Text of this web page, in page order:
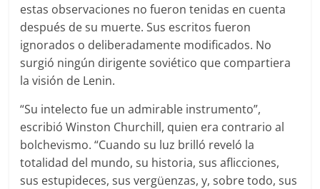
estas observaciones no fueron tenidas en cuenta
después de su muerte. Sus escritos fueron
ignorados o deliberadamente modificados. No
surgió ningún dirigente soviético que compartiera
la visión de Lenin.
“Su intelecto fue un admirable instrumento”,
escribió Winston Churchill, quien era contrario al
bolchevismo. “Cuando su luz brilló reveló la
totalidad del mundo, su historia, sus aflicciones,
sus estupideces, sus vergüenzas, y, sobre todo, sus